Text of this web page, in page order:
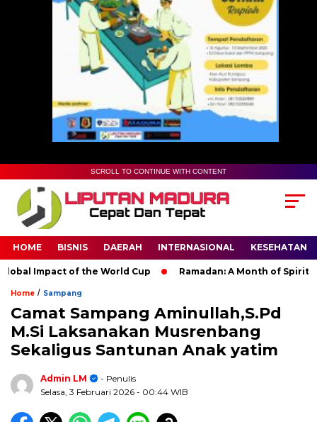
SCROLL TO CONTINUE WITH CONTENT
HOME BISNIS DAERAH INTERNASIONAL KESEHATAN
Impact of the World Cup Ramadan: A Month of Spiritual
Home / Sampang
Camat Sampang Aminullah,S.Pd
M.Si Laksanakan Musrenbang
Sekaligus Santunan Anak yatim
Admin LM
- Penulis
Selasa, 3 Februari 2026 - 00:44 WIB